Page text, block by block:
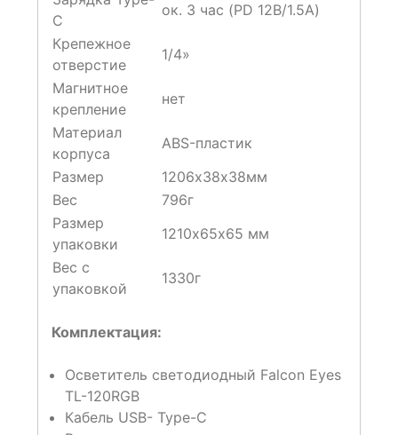
C
ок. 3 час (PD 12В/1.5A)
Крепежное
отверстие
1/4»
Магнитное
крепление
нет
Материал
корпуса
ABS-пластик
Размер
1206х38х38мм
Вес
796г
Размер
упаковки
1210х65х65 мм
Вес с
упаковкой
1330г
Комплектация:
Осветитель светодиодный Falcon Eyes
TL-120RGB
Кабель USB- Type-C